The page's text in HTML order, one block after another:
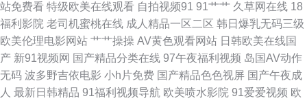
片网站视频 豆花91网 女同久久 日韩免费a 午夜色鬼导航 在线导航福利AV
91网站看片 成人秘密网站 国产高清网站 黄色片中国 蜜桃91网 日本有码第9
页 亚州三级在线网站 91精品牛 AV熟女闻香 成人高清日色 国产在线理论片a
站免费看 特级欧美在线观看 自拍视频91 91艹艹 久草网在线 18
福利影院 老司机蜜桃在线 成人精品一区二区 韩日爆乳无码三级
欧美伦理电影网站 艹艹操操 AV黄色观看网站 日韩欧美在线国
产 新91视频网 国产精品分类在线 97午夜福利视频 岛国AV动作
无码 波多野吉依电影 小h片免费 国产精品色色视屏 国产午夜成
人 最新日韩精品 91福利视频导航 欧美喷水影院 91爱爱视频 欧